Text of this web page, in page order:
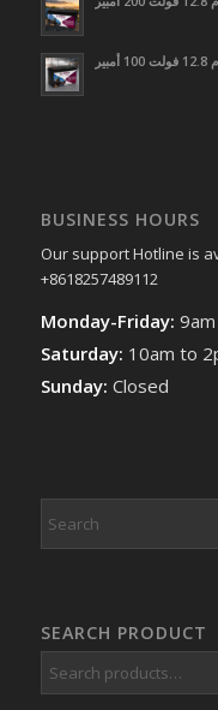
BUSINESS HOURS
Our support Hotline is
+8618257489112
Monday-Friday:
Saturday: 10am to
Sunday: Closed
SEARCH PRODUCT